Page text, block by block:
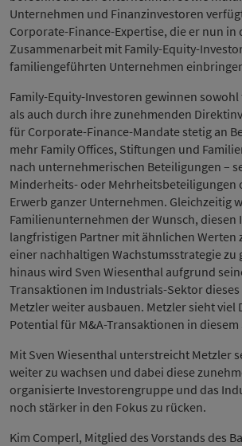
Unternehmen und Finanzinvestoren
Corporate-Finance-Expertise, die er nun in
Zusammenarbeit mit Family-Equity-
familiengeführten Unternehmen
Family-Equity-Investoren gewinnen
als auch durch ihre zunehmenden
für Corporate-Finance-Mandate stetig an
mehr Family Offices, Stiftungen und
nach unternehmerischen Beteiligungen –
Minderheits- oder Mehrheitsbeteiligungen
Erwerb ganzer Unternehmen. Gleichzeitig
Familienunternehmen der Wunsch, diesen
langfristigen Partner mit ähnlichen Werten
einer nachhaltigen Wachstumsstrategie zu
hinaus wird Sven Wiesenthal aufgrund
Transaktionen im Industrials-Sektor
Metzler weiter ausbauen. Metzler sieht viel
Potential für M&A-Transaktionen in diesem
Mit Sven Wiesenthal unterstreicht Metzler
weiter zu wachsen und dabei diese
organisierte Investorengruppe und das
noch stärker in den Fokus zu rücken.
Kim Comperl, Mitglied des Vorstands des